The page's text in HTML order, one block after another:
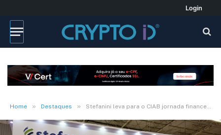
Login
Home » Destaques » Stefanini leva para o CIAB jornada financeira completa para atender os desafios dos bancos digitais